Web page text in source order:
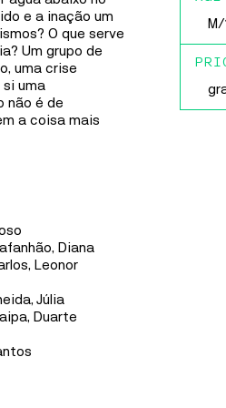
e a inação um
O que serve
Um grupo de
uma crise
uma
não é de
a coisa mais
Diana
Leonor
Júlia
Duarte
inéditos, dentro da maior
da história a nível global:
MAIS INFORMAÇÕES
seu segundo disco
desencadear, desenhar e
em valores de